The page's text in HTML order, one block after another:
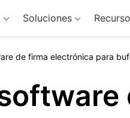
Soluciones
de firma electrónica para